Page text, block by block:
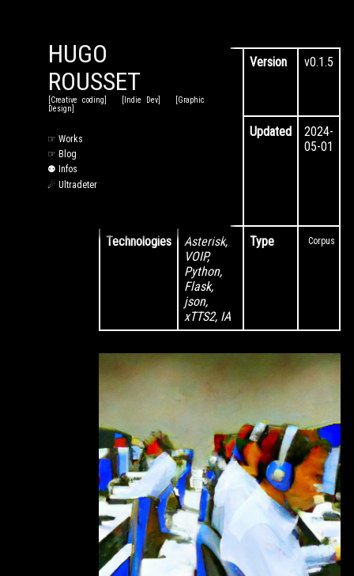
HUGO
ROUSSET
[Creative coding] [Indie Dev] [Graphic
Design]
☞ Works
☞ Blog
⚉ Infos
☄ Ultradeter
UN
RÉPONDEUR
Version v0.1.5
Updated
2024-
05-01
Technologies
Asterisk,
VOIP,
Python,
Flask,
json,
xTTS2, IA
Type Corpus